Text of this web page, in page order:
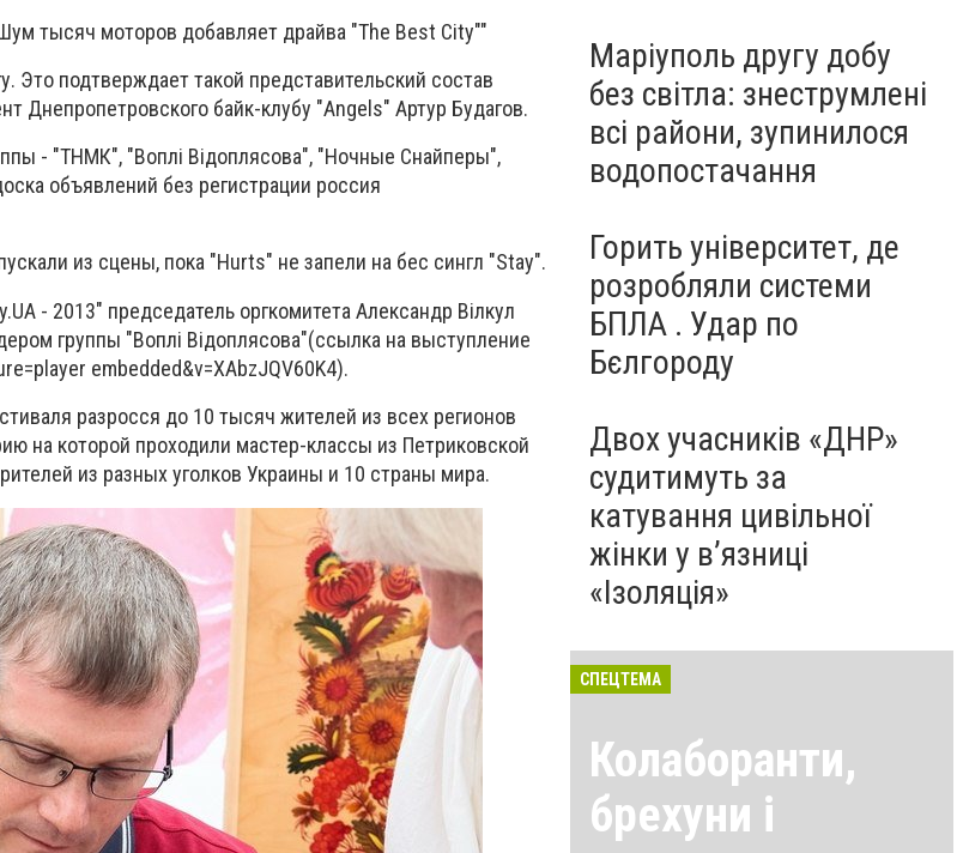
тысяч моторов добавляет драйва "The Best City""
Это подтверждает такой представительский состав
Днепропетровского байк-клубу "Angels" Артур Будагов.
- "ТНМК", "Воплі Відоплясова", "Ночные Снайперы",
объявлений без регистрации россия
из сцены, пока "Hurts" не запели на бес сингл "Stay".
- 2013" председатель оргкомитета Александр Вілкул
группы "Воплі Відоплясова"(ссылка на выступление
embedded&v=XAbzJQV60K4).
разросся до 10 тысяч жителей из всех регионов
на которой проходили мастер-классы из Петриковской
из разных уголков Украины и 10 страны мира.
Маріуполь другу добу
без світла: знеструмлені
всі райони, зупинилося
водопостачання
Горить університет, де
розробляли системи
БПЛА . Удар по
Бєлгороду
Двох учасників «ДНР»
судитимуть за
катування цивільної
жінки у в’язниці
«Ізоляція»
СПЕЦТЕМА
Колаборанти,
брехуни і